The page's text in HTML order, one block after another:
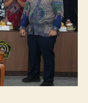
Akreditasi
Internasional
ACQUIN
Lewat
Jalur
Track